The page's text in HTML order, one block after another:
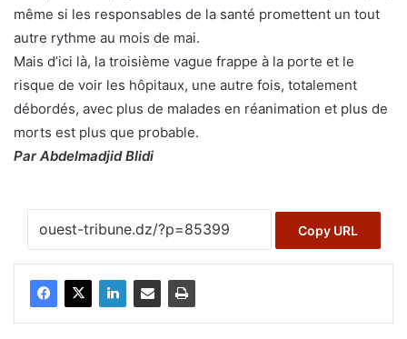
même si les responsables de la santé promettent un tout
autre rythme au mois de mai.
Mais d’ici là, la troisième vague frappe à la porte et le
risque de voir les hôpitaux, une autre fois, totalement
débordés, avec plus de malades en réanimation et plus de
morts est plus que probable.
Par Abdelmadjid Blidi
Copy URL